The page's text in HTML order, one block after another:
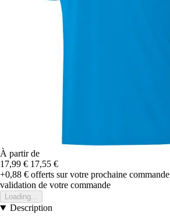
À partir de
17,99 € 17,55 €
+0,88 € offerts sur votre prochaine commande
validation de votre commande
Loading...
Description